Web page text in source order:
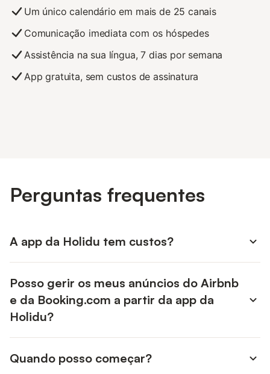
Um único calendário em mais de 25 canais
Comunicação imediata com os hóspedes
Assistência na sua língua, 7 dias por semana
App gratuita, sem custos de assinatura
Perguntas frequentes
A app da Holidu tem custos?
Posso gerir os meus anúncios do Airbnb
e da Booking.com a partir da app da
Holidu?
mais de 25 dos principais canais de reserva, como o
Quando posso começar?